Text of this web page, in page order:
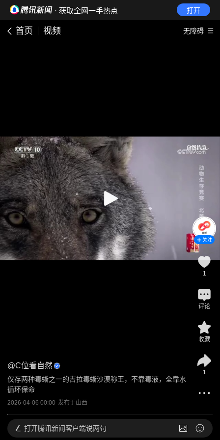
· 获取全网一手热点 打开
首页 视频 无障碍
@C位看自然
仅存两种毒蜥之一的吉拉毒蜥沙漠称王，不靠毒液，全靠水
循环保命
2026-04-06 00:00 发布于山西
关注
1
评论
收藏
1
打开腾讯新闻客户端说两句